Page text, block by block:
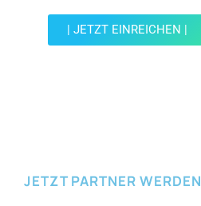
| JETZT EINREICHEN |
JETZT PARTNER WERDEN